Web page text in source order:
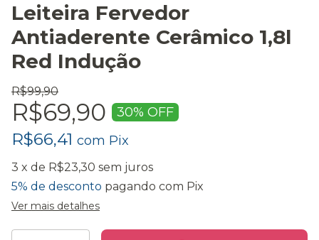
Leiteira Fervedor
Antiaderente Cerâmico 1,8l
Red Indução
R$99,90
R$69,90 30% OFF
R$66,41 com Pix
3 x de R$23,30 sem juros
5% de desconto pagando com Pix
Ver mais detalhes